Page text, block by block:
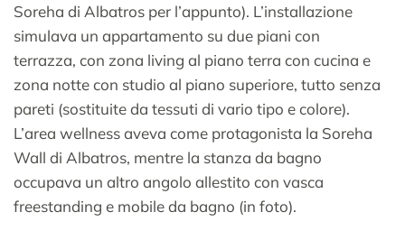
Soreha di Albatros per l’appunto). L’installazione
simulava un appartamento su due piani con
terrazza, con zona living al piano terra con cucina e
zona notte con studio al piano superiore, tutto senza
pareti (sostituite da tessuti di vario tipo e colore).
L’area wellness aveva come protagonista la Soreha
Wall di Albatros, mentre la stanza da bagno
occupava un altro angolo allestito con vasca
freestanding e mobile da bagno (in foto).